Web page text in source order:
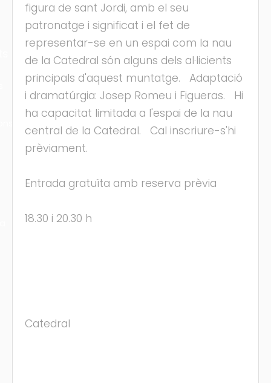
figura de sant Jordi, amb el seu
patronatge i significat i el fet de
representar-se en un espai com la nau
de la Catedral són alguns dels al·licients
principals d'aquest muntatge. Adaptació
i dramatúrgia: Josep Romeu i Figueras. Hi
ha capacitat limitada a l'espai de la nau
central de la Catedral. Cal inscriure-s'hi
prèviament.
Entrada gratuïta amb reserva prèvia
18.30 i 20.30 h
Catedral